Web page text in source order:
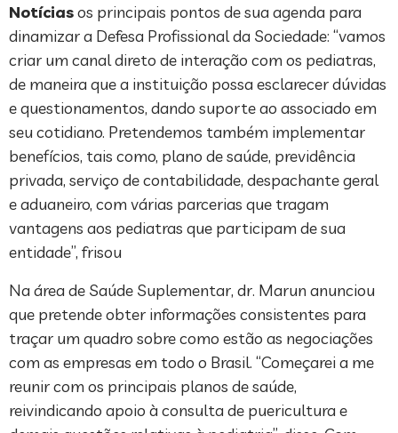
Notíciasos principais pontos de sua agenda para
dinamizar a Defesa Profissional da Sociedade: “vamos
criar um canal direto de interação com os pediatras,
de maneira que a instituição possa esclarecer dúvidas
e questionamentos, dando suporte ao associado em
seu cotidiano. Pretendemos também implementar
benefícios, tais como, plano de saúde, previdência
privada, serviço de contabilidade, despachante geral
e aduaneiro, com várias parcerias que tragam
vantagens aos pediatras que participam de sua
entidade”, frisou
Na área de Saúde Suplementar, dr. Marun anunciou
que pretende obter informações consistentes para
traçar um quadro sobre como estão as negociações
com as empresas em todo o Brasil. “Começarei a me
reunir com os principais planos de saúde,
reivindicando apoio à consulta de puericultura e